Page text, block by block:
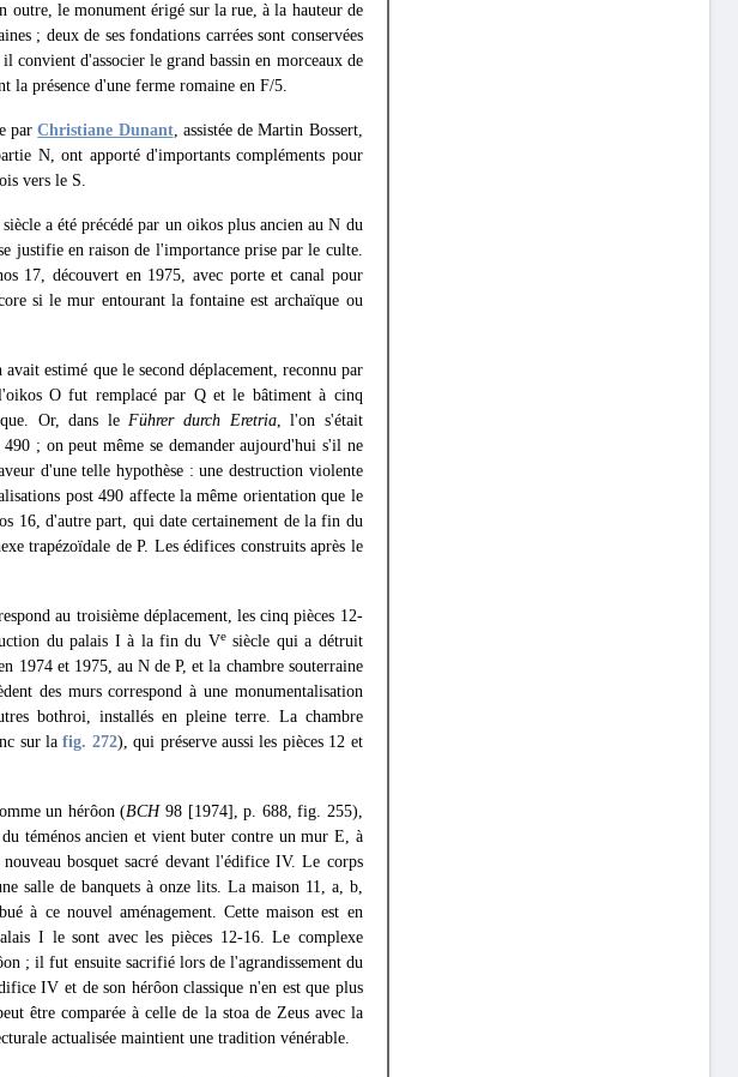
le monument érigé sur la rue, à la hauteur de
; deux de ses fondations carrées sont conservées
d'associer le grand bassin en morceaux de
la présence d'une ferme romaine en F/5.
parChristiane Dunant, assistée de Martin Bossert,
N, ont apporté d'importants compléments pour
vers le S.
siècle a été précédé par un oikos plus ancien au Ν du
justifie en raison de l'importance prise par le culte.
17, découvert en 1975, avec porte et canal pour
si le mur entourant la fontaine est archaïque ou
estimé que le second déplacement, reconnu par
Ο fut remplacé par Q et le bâtiment à cinq
Or, dans leFührer durch Eretria, l'on s'était
; on peut même se demander aujourd'hui s'il ne
d'une telle hypothèse : une destruction violente
post 490 affecte la même orientation que le
16, d'autre part, qui date certainement de la fin du
trapézoïdale de P. Les édifices construits après le
au troisième déplacement, les cinq pièces 12-
du palais I à la fin du Vesiècle qui a détruit
1974 et 1975, au N de P, et la chambre souterraine
des murs correspond à une monumentalisation
bothroi, installés en pleine terre. La chambre
sur lafig. 272), qui préserve aussi les pièces 12 et
un hérôon (BCH98 [1974], p. 688, fig. 255),
téménos ancien et vient buter contre un mur E, à
bosquet sacré devant l'édifice IV. Le corps
salle de banquets à onze lits. La maison 11, a, b,
à ce nouvel aménagement. Cette maison est en
I le sont avec les pièces 12-16. Le complexe
; il fut ensuite sacrifié lors de l'agrandissement du
IV et de son hérôon classique n'en est que plus
être comparée à celle de la stoa de Zeus avec la
actualisée maintient une tradition vénérable.